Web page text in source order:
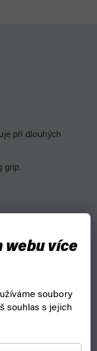
webu více
soubory
souhlas s jejich
při dlouhých
grip.